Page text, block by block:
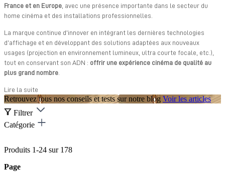
France et en Europe , avec une présence importante dans le secteur du
home cinéma et des installations professionnelles.
La marque continue d’innover en intégrant les dernières technologies
d’affichage et en développant des solutions adaptées aux nouveaux
usages (projection en environnement lumineux, ultra courte focale, etc.),
tout en conservant son ADN : offrir une expérience cinéma de qualité au
plus grand nombre
Lire la suite
Retrouvez tous nos conseils et tests sur notre blog Voir les articles
Filtrer
Catégorie
Produits 1-24 sur 178
Page